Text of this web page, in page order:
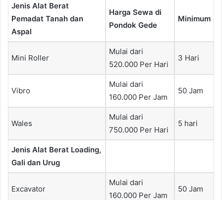
Jenis Alat Berat
Pemadat Tanah dan
Aspal
Harga Sewa di
Pondok Gede
Minimum
Mini Roller
Mulai dari
520.000 Per Hari
3 Hari
Vibro
Mulai dari
160.000 Per Jam
50 Jam
Wales
Mulai dari
750.000 Per Hari
5 hari
Jenis Alat Berat Loading,
Gali dan Urug
Excavator
Mulai dari
160.000 Per Jam
50 Jam